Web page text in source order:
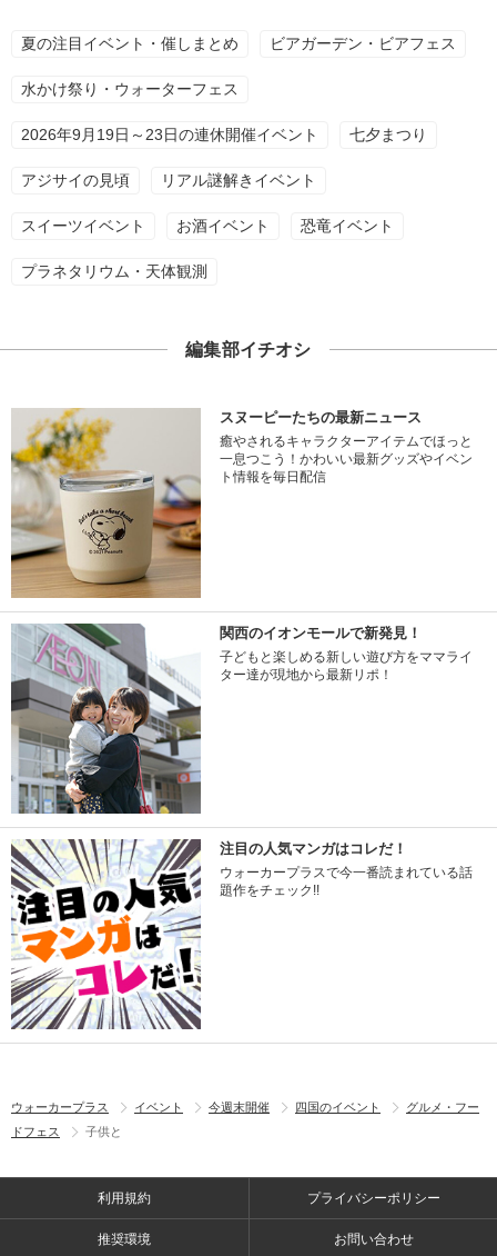
夏の注目イベント・催しまとめ ビアガーデン・ビアフェス
水かけ祭り・ウォーターフェス
2026年9月19日～23日の連休開催イベント 七夕まつり
アジサイの見頃 リアル謎解きイベント
スイーツイベント お酒イベント 恐竜イベント
プラネタリウム・天体観測
編集部イチオシ
スヌーピーたちの最新ニュース
癒やされるキャラクターアイテムでほっと
一息つこう！かわいい最新グッズやイベン
ト情報を毎日配信
関西のイオンモールで新発見！
子どもと楽しめる新しい遊び方をママライ
ター達が現地から最新リポ！
注目の人気マンガはコレだ！
ウォーカープラスで今一番読まれている話
題作をチェック!!
ウォーカープラス イベント 今週末開催 四国のイベント
グルメ・フー
ドフェス
子供と
利用規約 プライバシーポリシー
推奨環境 お問い合わせ